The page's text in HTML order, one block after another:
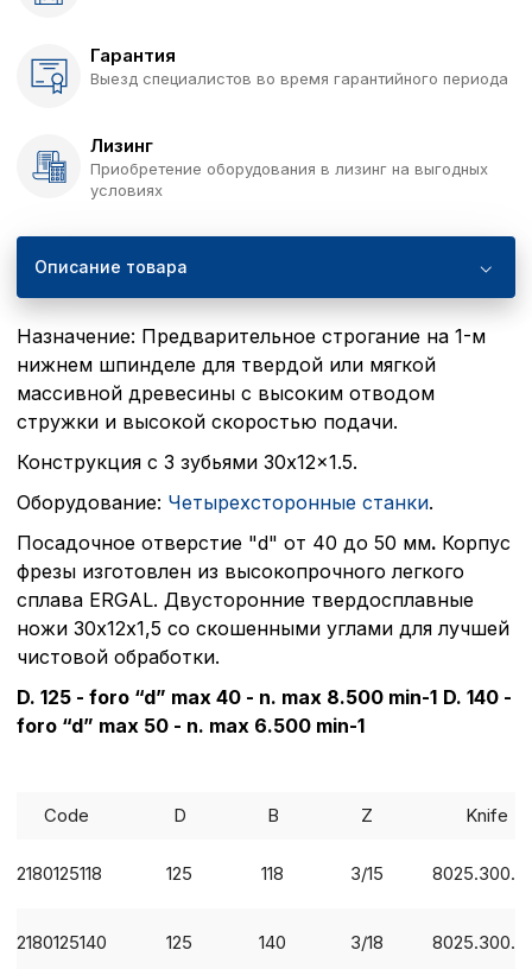
Гарантия
Выезд специалистов во время гарантийного периода
Лизинг
Приобретение оборудования в лизинг на выгодных
условиях
Описание товара
Назначение: Предварительное строгание на 1-м
нижнем шпинделе для твердой или мягкой
массивной древесины с высоким отводом
стружки и высокой скоростью подачи.
Конструкция с 3 зубьями 30x12x1.5.
Оборудование: Четырехсторонные станки.
Посадочное отверстие "d" от 40 до 50 мм. Корпус
фрезы изготовлен из высокопрочного легкого
сплава ERGAL. Двусторонние твердосплавные
ножи 30х12х1,5 со скошенными углами для лучшей
чистовой обработки.
D. 125 - foro “d” max 40 - n. max 8.500 min-1 D. 140 -
foro “d” max 50 - n. max 6.500 min-1
Code D B Z Knife
2180125118 125 118 3/15
2180125140 125 140 3/18